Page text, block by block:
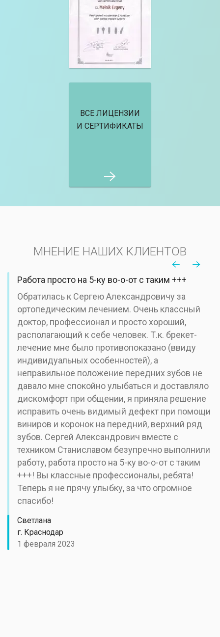
ВСЕ ЛИЦЕНЗИИ
И СЕРТИФИКАТЫ
МНЕНИЕ НАШИХ КЛИЕНТОВ
Работа просто на 5-ку во-о-от с таким +++
Обратилась к Сергею Александровичу за
ортопедическим лечением. Очень классный
доктор, профессионал и просто хороший,
располагающий к себе человек. Т.к. брекет-
лечение мне было противопоказано (ввиду
индивидуальных особенностей), а
неправильное положение передних зубов не
давало мне спокойно улыбаться и доставляло
дискомфорт при общении, я приняла решение
исправить очень видимый дефект при помощи
виниров и коронок на передний, верхний ряд
зубов. Сергей Александрович вместе с
техником Станиславом безупречно выполнили
работу, работа просто на 5-ку во-о-от с таким
+++! Вы классные профессионалы, ребята!
Теперь я не прячу улыбку, за что огромное
спасибо!
Светлана
г. Краснодар
1 февраля 2023